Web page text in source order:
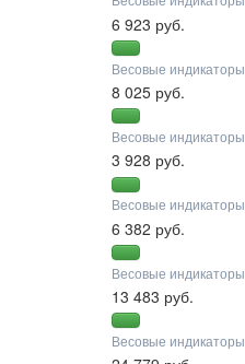
6 923 руб.
Весовые индикаторы
8 025 руб.
Весовые индикаторы
3 928 руб.
Весовые индикаторы
6 382 руб.
Весовые индикаторы
13 483 руб.
Весовые индикаторы